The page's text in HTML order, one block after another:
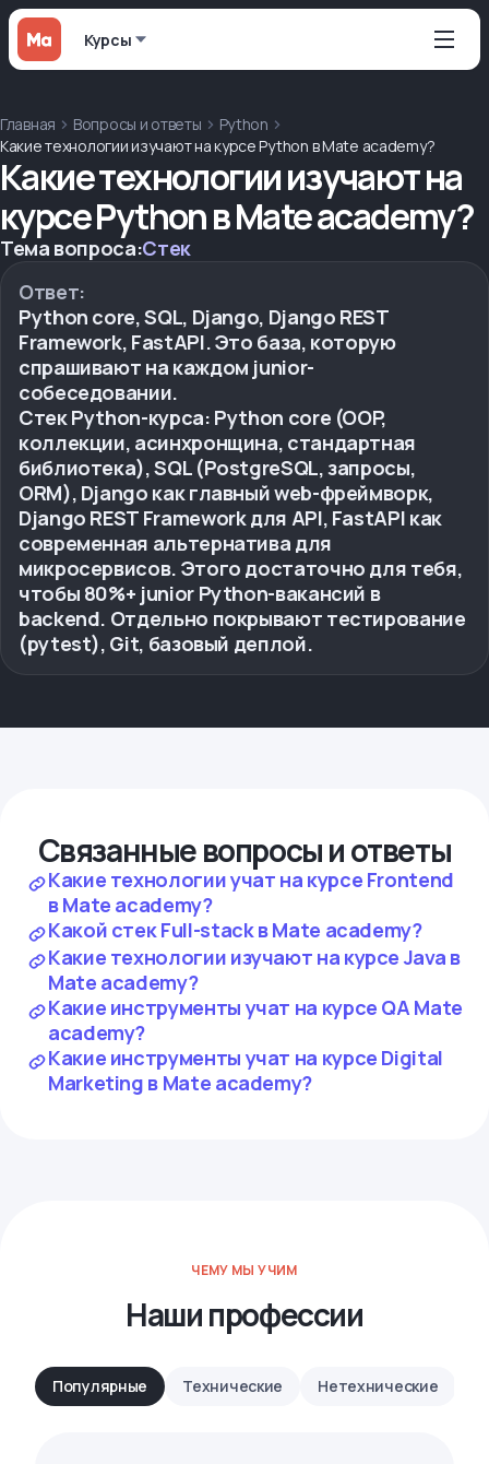
Курсы
Главная Вопросы и ответы
Python
Какие технологии изучают на курсе Python в Mate academy?
Какие технологии изучают на
курсе Python в Mate academy?
Тема вопроса:Стек
Ответ:
Python core, SQL, Django, Django REST
Framework, FastAPI. Это база, которую
спрашивают на каждом junior-
собеседовании.
Стек Python-курса: Python core (OOP,
коллекции, асинхронщина, стандартная
библиотека), SQL (PostgreSQL, запросы,
ORM), Django как главный web-фреймворк,
Django REST Framework для API, FastAPI как
современная альтернатива для
микросервисов. Этого достаточно для тебя,
чтобы 80%+ junior Python-вакансий в
backend. Отдельно покрывают тестирование
(pytest), Git, базовый деплой.
Связанные вопросы и ответы
Какие технологии учат на курсе Frontend
в Mate academy?
Какой стек Full-stack в Mate academy?
Какие технологии изучают на курсе Java в
Mate academy?
Какие инструменты учат на курсе QA Mate
academy?
Какие инструменты учат на курсе Digital
Marketing в Mate academy?
ЧЕМУ МЫ УЧИМ
Наши профессии
Популярные Технические Нетехнические